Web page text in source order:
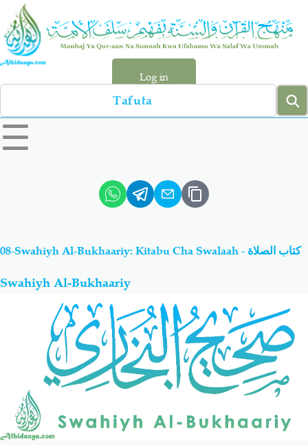
Skip
main
content
Log in
Search
left
sidebar
☰
Hadiyth
Aqiydah
Shirki & Kufru Bid-'ah (Uzushi)
Salaf Wa Ummah Firaq-Makundi
Fiqh-Ibaadah Duaa-Adhkaar
Fataawa Za Ulamaa Kauli Za Salaf
08-Swahiyh Al-Bukhaariy: Kitabu Cha Swalaah - كتاب الصلاة
Swahiyh Al-Bukhaariy